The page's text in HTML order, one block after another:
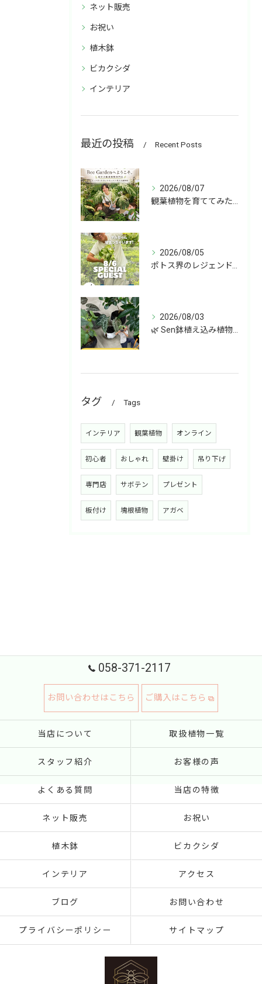
ネット販売
お祝い
植木鉢
ビカクシダ
インテリア
最近の投稿 Recent Posts
2026/08/07
観葉植物を育ててみたいけど、何を選べばいいか分からない」
2026/08/05
ポトス界のレジェンド、COME BACK!!!
2026/08/03
🌿 Sen鉢植え込み植物 オンラインショップデビュー！ 🌿
タグ Tags
インテリア 観葉植物 オンライン
初心者 おしゃれ 壁掛け 吊り下げ
専門店 サボテン プレゼント
板付け 塊根植物 アガベ
058-371-2117
お問い合わせはこちら ご購入はこちら
当店について 取扱植物一覧
スタッフ紹介 お客様の声
よくある質問 当店の特徴
ネット販売 お祝い
植木鉢 ビカクシダ
インテリア アクセス
ブログ お問い合わせ
プライバシーポリシー サイトマップ